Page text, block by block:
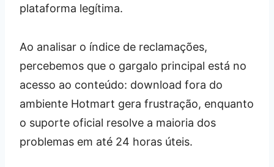
plataforma legítima.
Ao analisar o índice de reclamações,
percebemos que o gargalo principal está no
acesso ao conteúdo: download fora do
ambiente Hotmart gera frustração, enquanto
o suporte oficial resolve a maioria dos
problemas em até 24 horas úteis.